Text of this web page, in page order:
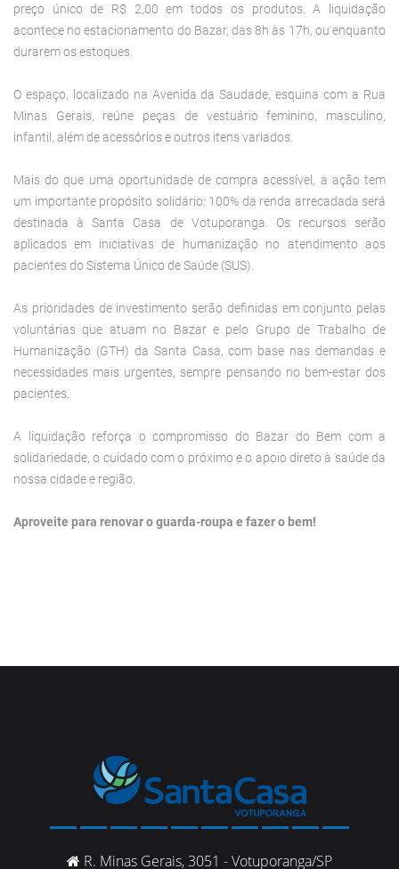
preço único de R$ 2,00 em todos os produtos. A liquidação
acontece no estacionamento do Bazar, das 8h às 17h, ou enquanto
durarem os estoques.
O espaço, localizado na Avenida da Saudade, esquina com a Rua
Minas Gerais, reúne peças de vestuário feminino, masculino,
infantil, além de acessórios e outros itens variados.
Mais do que uma oportunidade de compra acessível, a ação tem
um importante propósito solidário: 100% da renda arrecadada será
destinada à Santa Casa de Votuporanga. Os recursos serão
aplicados em iniciativas de humanização no atendimento aos
pacientes do Sistema Único de Saúde (SUS).
As prioridades de investimento serão definidas em conjunto pelas
voluntárias que atuam no Bazar e pelo Grupo de Trabalho de
Humanização (GTH) da Santa Casa, com base nas demandas e
necessidades mais urgentes, sempre pensando no bem-estar dos
pacientes.
A liquidação reforça o compromisso do Bazar do Bem com a
solidariedade, o cuidado com o próximo e o apoio direto à saúde da
nossa cidade e região.
Aproveite para renovar o guarda-roupa e fazer o bem!
R. Minas Gerais, 3051 - Votuporanga/SP